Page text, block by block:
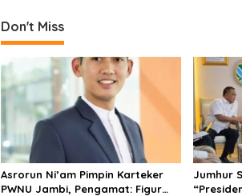
Don't Miss
Asrorun Ni’am Pimpin Karteker
PWNU Jambi, Pengamat: Figur
Jumhur